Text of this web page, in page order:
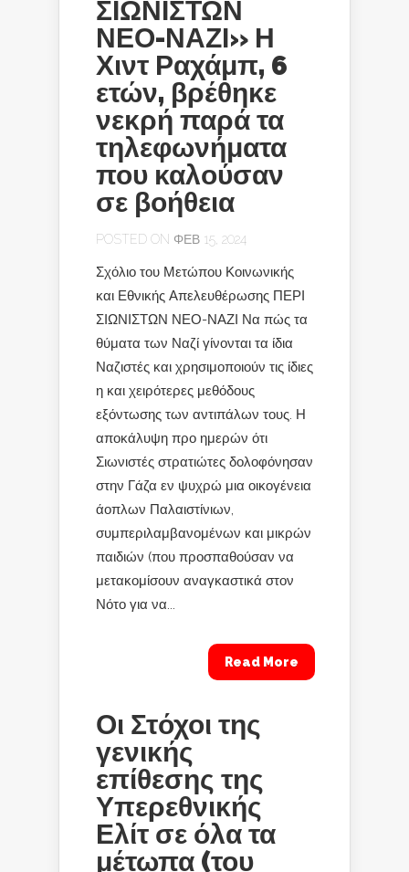
ΣΙΩΝΙΣΤΩΝ
ΝΕΟ-ΝΑΖΙ» Η
Χιντ Ραχάμπ, 6
ετών, βρέθηκε
νεκρή παρά τα
τηλεφωνήματα
που καλούσαν
σε βοήθεια
POSTED ON ΦΕΒ 15, 2024
Σχόλιο του Μετώπου Κοινωνικής
και Εθνικής Απελευθέρωσης ΠΕΡΙ
ΣΙΩΝΙΣΤΩΝ ΝΕΟ-ΝΑΖΙ Να πώς τα
θύματα των Ναζί γίνονται τα ίδια
Ναζιστές και χρησιμοποιούν τις ίδιες
η και χειρότερες μεθόδους
εξόντωσης των αντιπάλων τους. Η
αποκάλυψη προ ημερών ότι
Σιωνιστές στρατιώτες δολοφόνησαν
στην Γάζα εν ψυχρώ μια οικογένεια
άοπλων Παλαιστίνιων,
συμπεριλαμβανομένων και μικρών
παιδιών (που προσπαθούσαν να
μετακομίσουν αναγκαστικά στον
Νότο για να...
Read More
Οι Στόχοι της
γενικής
επίθεσης της
Υπερεθνικής
Ελίτ σε όλα τα
μέτωπα (του